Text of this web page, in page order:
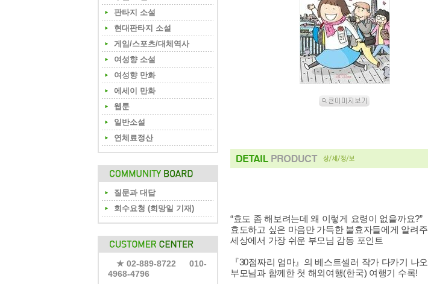
판타지 소설
현대판타지 소설
게임/스포츠/대체역사
여성향 소설
여성향 만화
에세이 만화
웹툰
일반소설
연체료정산
질문과 대답
회수요청 (희망일 기재)
★ 02-889-8722 010-
4968-4796
“효도 좀 해보려는데 왜 이렇게 요령이 없을까요?”
효도하고 싶은 마음만 가득한 불효자들에게 알려
세상에서 가장 쉬운 부모님 감동 포인트
『30점짜리 엄마』의 베스트셀러 작가 다카기 나
부모님과 함께한 첫 해외여행(한국) 여행기 수록!